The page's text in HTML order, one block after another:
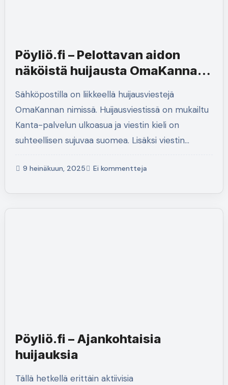
Pöyliö.fi – Pelottavan aidon
näköistä huijausta OmaKannan
Sähköpostilla on liikkeellä huijausviestejä
OmaKannan nimissä. Huijausviestissä on mukailtu
Kanta-palvelun ulkoasua ja viestin kieli on
suhteellisen sujuvaa suomea. Lisäksi viestin…
9 heinäkuun, 2025 Ei kommentteja
Pöyliö.fi – Ajankohtaisia
huijauksia
Tällä hetkellä erittäin aktiivisia